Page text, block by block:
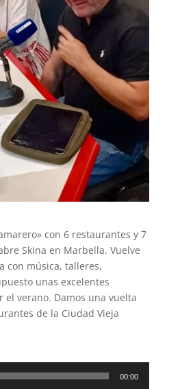
con 6 restaurantes y 7
Skina en Marbella. Vuelve
con música, talleres,
unas excelentes
el verano. Damos una vuelta
de la Ciudad Vieja
00:00